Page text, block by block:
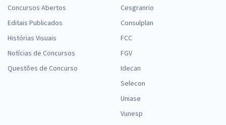
Concursos Abertos
Editais Publicados
Histórias Visuais
Notícias de Concursos
Questões de Concurso
Cesgranrio
Consulplan
FCC
FGV
Idecan
Selecon
Uniase
Vunesp